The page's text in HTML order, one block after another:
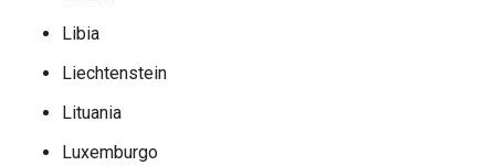
Libia
Liechtenstein
Lituania
Luxemburgo